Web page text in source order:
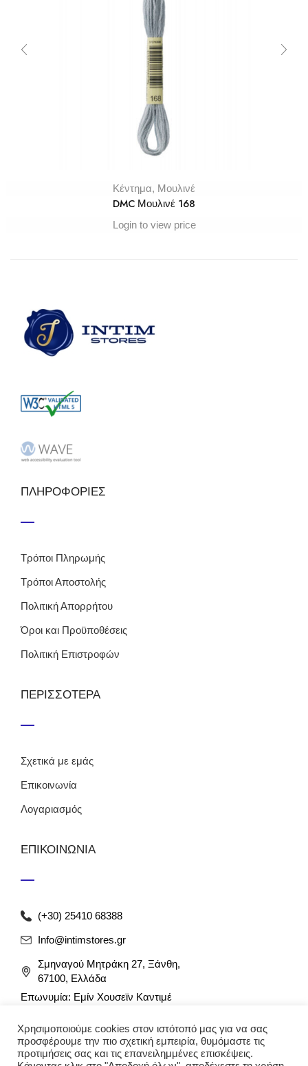
Κέντημα, Μουλινέ
DMC Μουλινέ 168
Login to view price
ΠΛΗΡΟΦΟΡΙΕΣ
Τρόποι Πληρωμής
Τρόποι Αποστολής
Πολιτική Απορρήτου
Όροι και Προϋποθέσεις
Πολιτική Επιστροφών
ΠΕΡΙΣΣΟΤΕΡΑ
Σχετικά με εμάς
Επικοινωνία
Λογαριασμός
ΕΠΙΚΟΙΝΩΝΙΑ
(+30) 25410 68388
Info@intimstores.gr
Σμηναγού Μητράκη 27, Ξάνθη,
67100, Ελλάδα
Επωνυμία: Εμίν Χουσεϊν Καντιμέ
Αρ. Γ.Ε.ΜΗ: 012349946000
Χρησιμοποιούμε cookies στον ιστότοπό μας για να σας
προσφέρουμε την πιο σχετική εμπειρία, θυμόμαστε τις
προτιμήσεις σας και τις επανειλημμένες επισκέψεις.